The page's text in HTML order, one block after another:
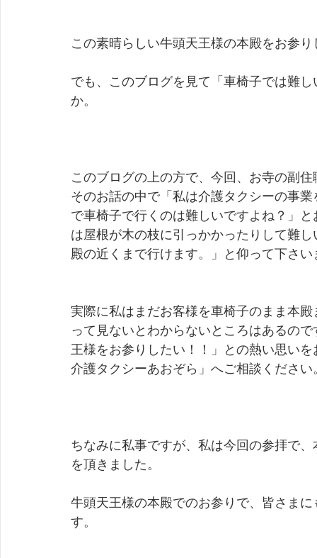
この素晴らしい牛頭天王様の本殿をお参
でも、このブログを見て「車椅子では難
か。
このブログの上の方で、今回、お寺の副
そのお話の中で「私は介護タクシーの事
で車椅子で行くのは難しいですよね？」
は屋根が木の枝に引っかかったりして難
殿の近くまで行けます。」と仰って下さい
実際に私はまだお客様を車椅子のまま本
って見ないとわからないところはあるの
王様をお参りしたい！！」との熱い思い
介護タクシーあおぞら」へご相談ください
ちなみに私事ですが、私は今回の参拝で
を頂きました。
牛頭天王様の本殿でのお参りで、皆さま
す。